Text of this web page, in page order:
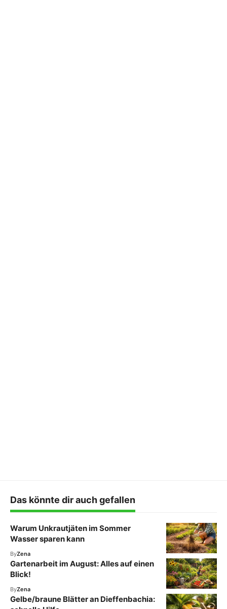
Das könnte dir auch gefallen
Warum Unkrautjäten im Sommer
Wasser sparen kann
ByZena
Gartenarbeit im August: Alles auf einen
Blick!
ByZena
Gelbe/braune Blätter an Dieffenbachia: